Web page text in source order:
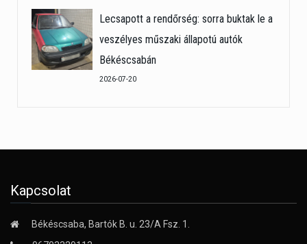
Lecsapott a rendőrség: sorra buktak le a
veszélyes műszaki állapotú autók
Békéscsabán
2026-07-20
Kapcsolat
Békéscsaba, Bartók B. u. 23/A Fsz. 1.